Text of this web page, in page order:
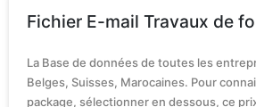
Fichier E-mail Travaux de
La Base de données de toutes les
Belges, Suisses, Marocaines. Pour
package, sélectionner en dessous, ce